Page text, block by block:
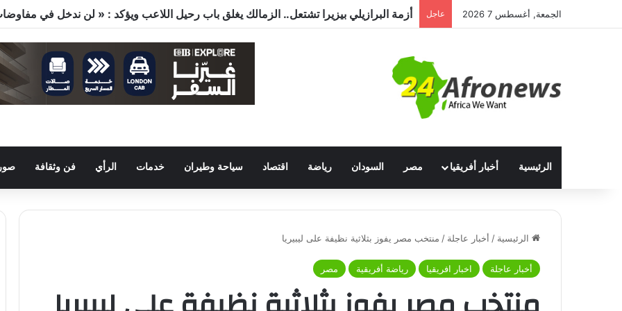
الجمعة, أغسطس 7 2026 عاجل
الرئيسية أخبار أفريقيا مصر السودان رياضة اقتصاد سياحة وطيران خدمات الرأي فن وثقافة
الرئيسية / أخبار عاجلة / منتخب مصر يفوز بثلاثية نظيفة على ليبيريا
أخبار عاجلة اخبار افريقيا رياضة أفريقية مصر